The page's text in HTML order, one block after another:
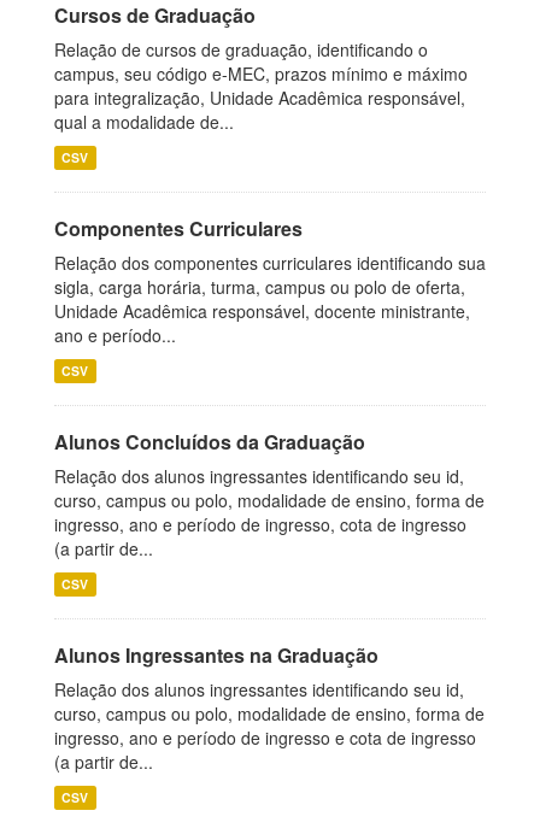
Cursos de Graduação
Relação de cursos de graduação, identificando o
campus, seu código e-MEC, prazos mínimo e máximo
para integralização, Unidade Acadêmica responsável,
qual a modalidade de...
CSV
Componentes Curriculares
Relação dos componentes curriculares identificando sua
sigla, carga horária, turma, campus ou polo de oferta,
Unidade Acadêmica responsável, docente ministrante,
ano e período...
CSV
Alunos Concluídos da Graduação
Relação dos alunos ingressantes identificando seu id,
curso, campus ou polo, modalidade de ensino, forma de
ingresso, ano e período de ingresso, cota de ingresso
(a partir de...
CSV
Alunos Ingressantes na Graduação
Relação dos alunos ingressantes identificando seu id,
curso, campus ou polo, modalidade de ensino, forma de
ingresso, ano e período de ingresso e cota de ingresso
(a partir de...
CSV